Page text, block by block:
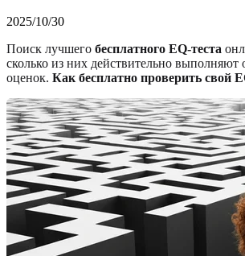
2025/10/30
Поиск лучшего бесплатного EQ-теста
сколько из них действительно
оценок. Как бесплатно проверить свой